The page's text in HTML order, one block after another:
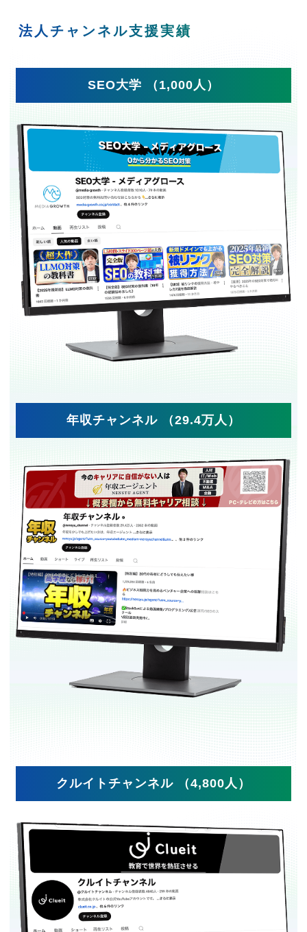
法人チャンネル支援実績
SEO大学 （1,000人）
年収チャンネル （29.4万人）
クルイトチャンネル （4,800人）